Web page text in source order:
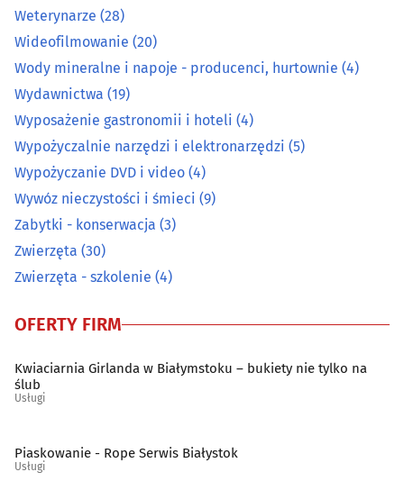
Prace wysokościowe
Prace ziemne i uzbrajania terenu(22)
Pralnie(27)
Rzemiosło artystyczne (15)
Spawalnictwo
Sprzątanie(44)
Szklarze
Weterynarze (28)
Wideofilmowanie (20)
Wody mineralne i napoje - producenci, hurtownie (4)
Wydawnictwa (19)
Wyposażenie gastronomii i hoteli (4)
Wypożyczalnie narzędzi i elektronarzędzi (5)
Wypożyczanie DVD i video (4)
Wywóz nieczystości i śmieci (9)
Zabytki - konserwacja (3)
Zwierzęta (30)
Zwierzęta - szkolenie (4)
OFERTY FIRM
Kwiaciarnia Girlanda w Białymstoku – bukiety nie tylko na
ślub
Usługi
Piaskowanie - Rope Serwis Białystok
Usługi